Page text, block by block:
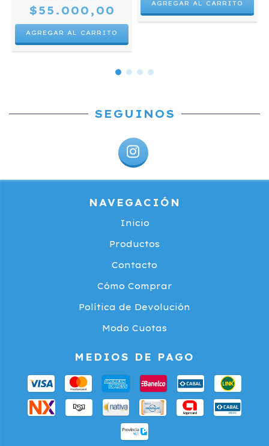
$55.000,00
SEGUINOS
NAVEGACIÓN
Inicio
Productos
Contacto
Cómo Comprar
Política de Devolución
Modo Cuotas
MEDIOS DE PAGO